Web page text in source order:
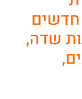
חדשים
שדה,